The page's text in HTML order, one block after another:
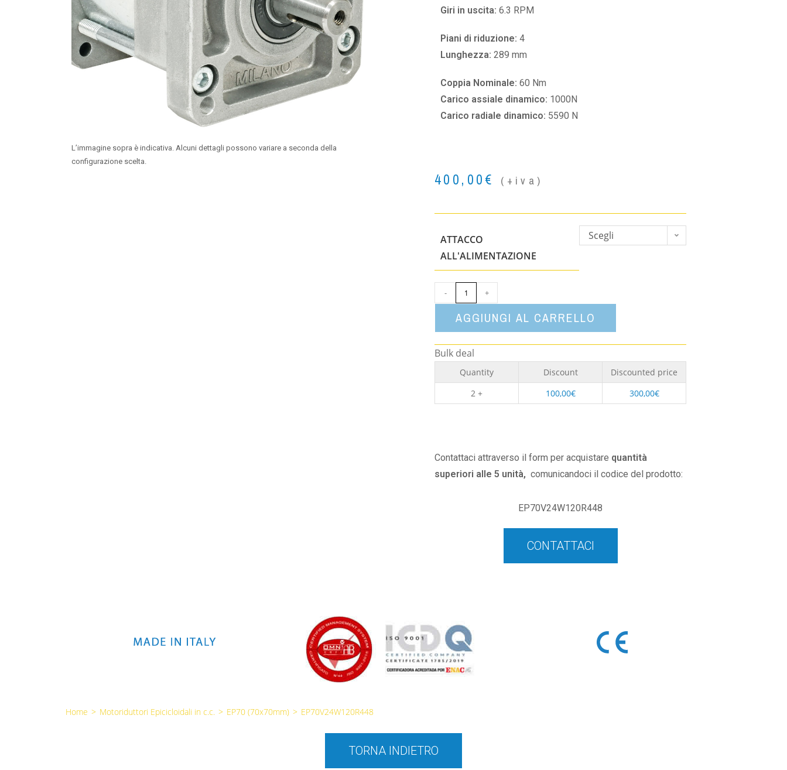
L’immagine sopra è indicativa. Alcuni dettagli possono variare a seconda della
configurazione scelta.
Giri in uscita: 6.3 RPM
Piani di riduzione: 4
Lunghezza: 289 mm
Coppia Nominale: 60 Nm
Carico assiale dinamico: 1000N
Carico radiale dinamico: 5590 N
400,00€ (+iva)
ATTACCO
ALL'ALIMENTAZIONE
Scegli
- +
AGGIUNGI AL CARRELLO
Bulk deal
Quantity Discount
Discounted price
2 +
100,00€ 300,00€
Contattaci attraverso il form per acquistare quantità
superiori alle 5 unità, comunicandoci il codice del prodotto:
EP70V24W120R448
CONTATTACI
Home > Motoriduttori Epicicloidali in c.c. > EP70 (70x70mm) > EP70V24W120R448
TORNA INDIETRO